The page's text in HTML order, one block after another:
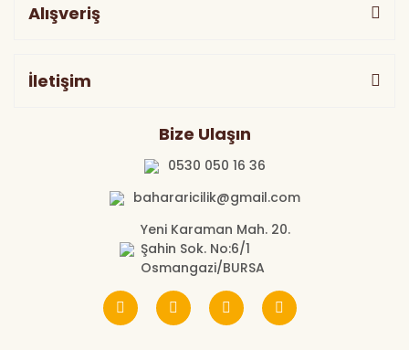
Alışveriş
İletişim
Bize Ulaşın
0530 050 16 36
bahararicilik@gmail.com
Yeni Karaman Mah. 20.
Şahin Sok. No:6/1
Osmangazi/BURSA